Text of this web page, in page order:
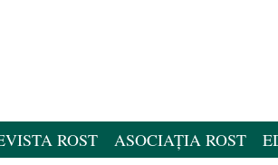
ROST ASOCIAȚIA ROST